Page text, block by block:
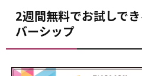
2週間無料でお試しで
バーシップ